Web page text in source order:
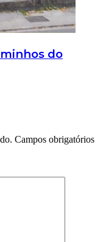
do
Campos obrigatórios